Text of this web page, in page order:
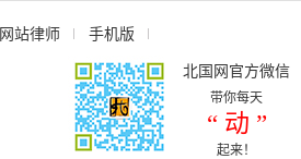
网站律师 手机版
北国网官方微信
带你每天
“ 动 ”
起来！